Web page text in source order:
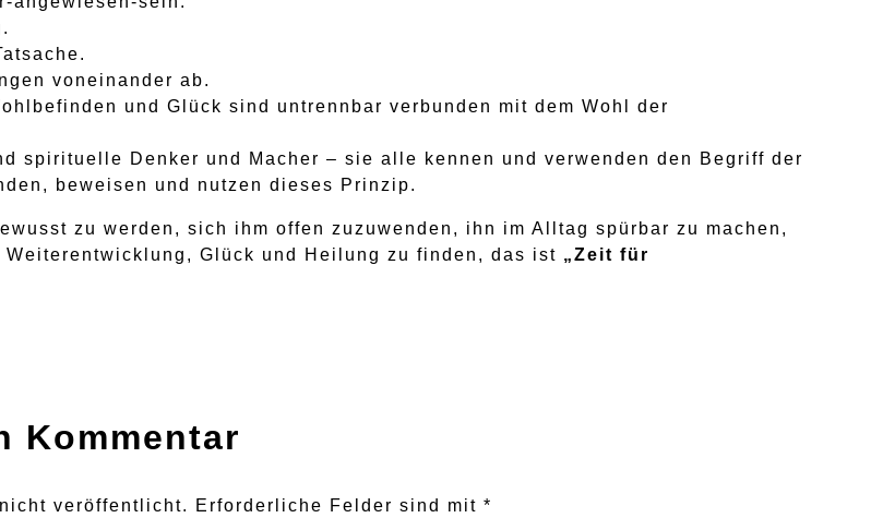
voneinander ab.
und Glück sind untrennbar verbunden mit dem Wohl der
spirituelle Denker und Macher – sie alle kennen und verwenden den Begriff der
beweisen und nutzen dieses Prinzip.
zu werden, sich ihm offen zuzuwenden, ihn im Alltag spürbar zu machen,
Glück und Heilung zu finden, das ist „Zeit für
Kommentar
veröffentlicht. Erforderliche Felder sind mit *